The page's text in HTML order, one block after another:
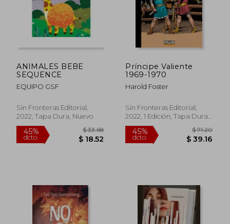
ANIMALES BEBE
SEQUENCE
EQUIPO GSF
Sin Fronteras Editorial,
2022, Tapa Dura, Nuevo
Príncipe Valiente
1969-1970
Harold Foster
Sin Fronteras Editorial,
2022, 1 Edición, Tapa Dura,
Nuevo
45%